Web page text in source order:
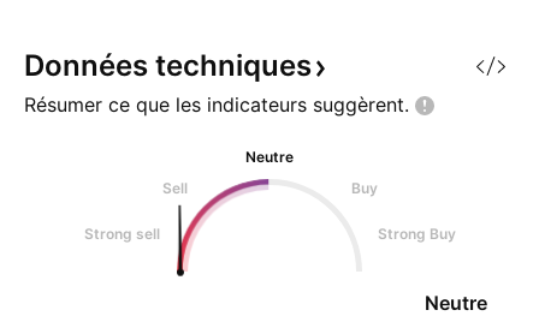
Données techniques
Résumer ce que les indicateurs suggèrent.
Neutre
Sell
Buy
Strong sell Strong Buy
Neutre